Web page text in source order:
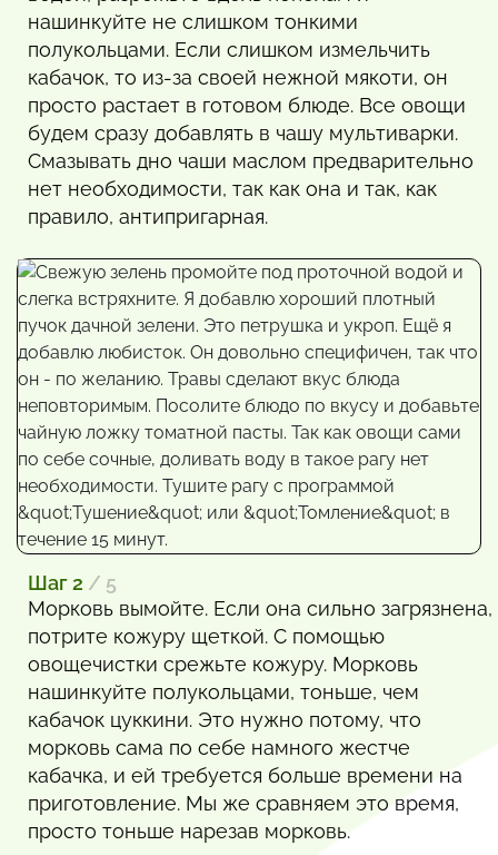
нашинкуйте не слишком тонкими
полукольцами. Если слишком измельчить
кабачок, то из-за своей нежной мякоти, он
просто растает в готовом блюде. Все овощи
будем сразу добавлять в чашу мультиварки.
Смазывать дно чаши маслом предварительно
нет необходимости, так как она и так, как
правило, антипригарная.
Шаг 2 / 5
Морковь вымойте. Если она сильно загрязнена,
потрите кожуру щеткой. С помощью
овощечистки срежьте кожуру. Морковь
нашинкуйте полукольцами, тоньше, чем
кабачок цуккини. Это нужно потому, что
морковь сама по себе намного жестче
кабачка, и ей требуется больше времени на
приготовление. Мы же сравняем это время,
просто тоньше нарезав морковь.